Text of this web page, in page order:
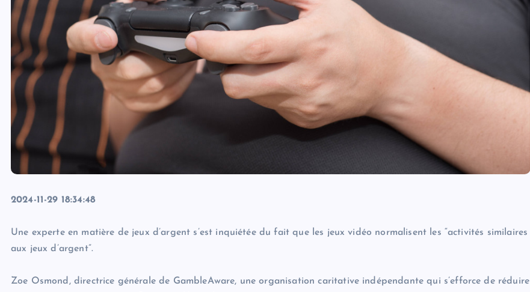
2024-11-29 18:34:48
Une experte en matière de jeux d’argent s’est inquiétée du fait que les jeux vidéo normalisent les “activités similaires
aux jeux d’argent”.
Zoe Osmond, directrice générale de GambleAware, une organisation caritative indépendante qui s’efforce de réduire